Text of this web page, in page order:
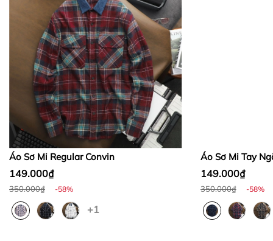
Bước 1:
Bước 2:
Bước 3:
Thừa/ thiếu sản phẩm
Áo Sơ Mi Regular Convin
149.000₫
350.000₫ -58%
+1
Áo Sơ Mi Tay
149.000₫
350.000₫ -58%